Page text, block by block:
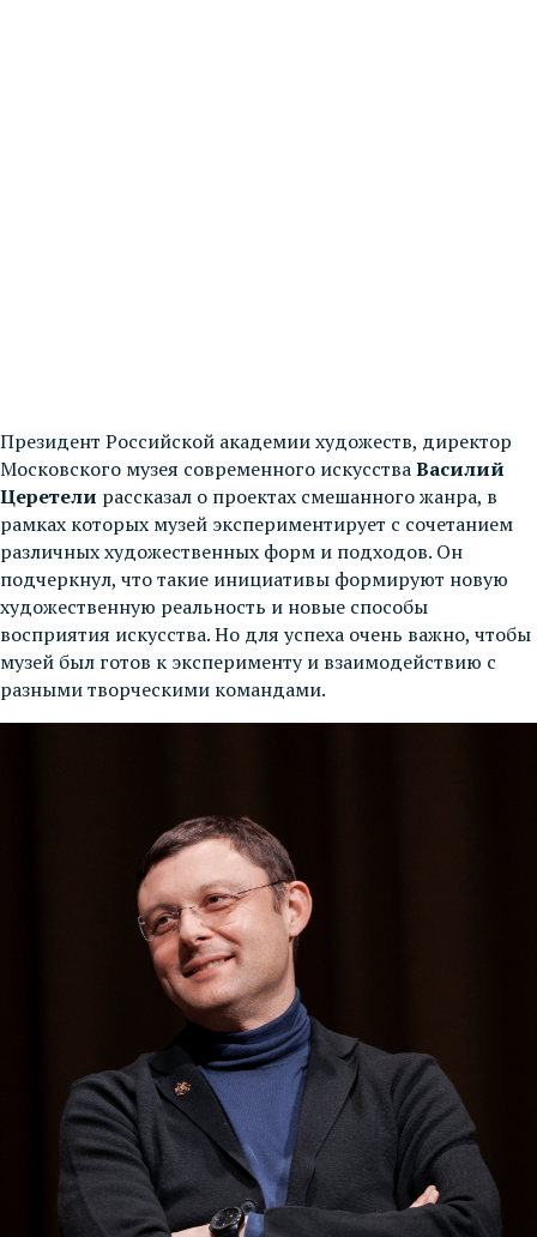
Президент Российской академии художеств, директор
Московского музея современного искусстваВасилий
Церетели рассказал о проектах смешанного жанра, в
рамках которых музей экспериментирует с сочетанием
различных художественных форм и подходов. Он
подчеркнул, что такие инициативы формируют новую
художественную реальность и новые способы
восприятия искусства. Но для успеха очень важно, чтобы
музей был готов к эксперименту и взаимодействию с
разными творческими командами.